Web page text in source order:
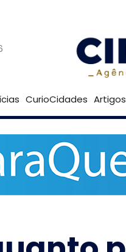
CurioCidades Artigos